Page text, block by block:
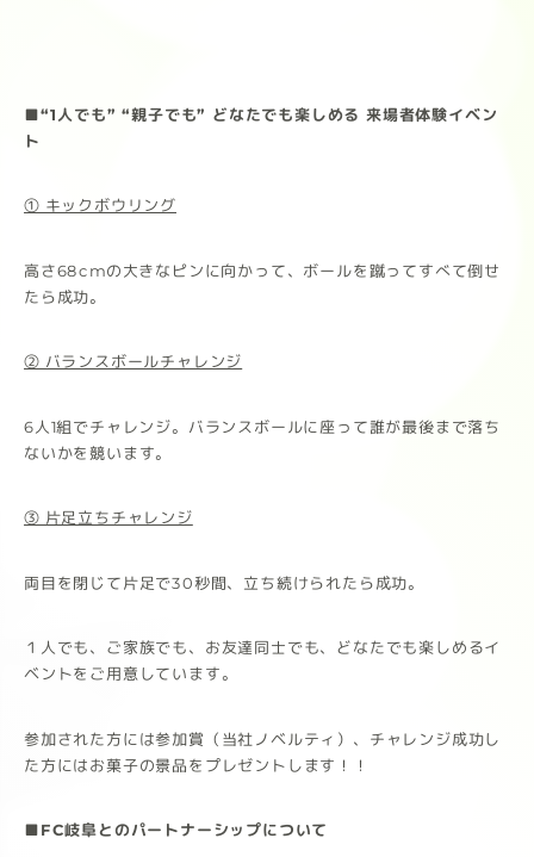
■“1人でも” “親子でも” どなたでも楽しめる 来場者体験イベン
ト
① キックボウリング
高さ68cmの大きなピンに向かって、ボールを蹴ってすべて倒せ
たら成功。
② バランスボールチャレンジ
6人1組でチャレンジ。バランスボールに座って誰が最後まで落ち
ないかを競います。
③ 片足立ちチャレンジ
両目を閉じて片足で30秒間、立ち続けられたら成功。
１人でも、ご家族でも、お友達同士でも、どなたでも楽しめるイ
ベントをご用意しています。
参加された方には参加賞（当社ノベルティ）、チャレンジ成功し
た方にはお菓子の景品をプレゼントします！！
■FC岐阜とのパートナーシップについて